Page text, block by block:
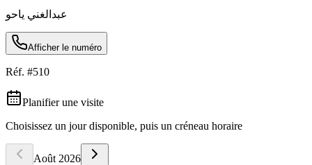
عبدالغني ياحو
Afficher le numéro
Réf. #510
Planifier une visite
Choisissez un jour disponible, puis un créneau horaire
Août 2026